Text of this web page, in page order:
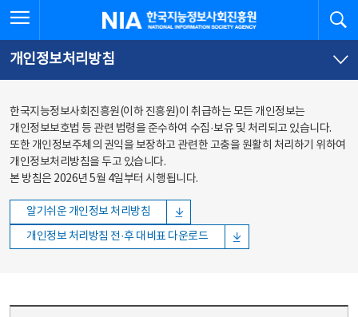
바로가기
바로가기
한국지능정보사회진흥원
개인정보처리방침
한국지능정보사회진흥원(이하 진흥원)이 취급하는 모든 개인정보는
개인정보보호법 등 관련 법령을 준수하여 수집·보유 및 처리되고 있습니다.
또한 개인정보주체의 권익을 보장하고 관련한 고충을 원활히 처리하기 위하여
개인정보처리방침을 두고 있습니다.
본 방침은 2026년 5월 4일부터 시행됩니다.
알기쉬운 개인정보 처리방침
개인정보 처리방침 전·후 대비표 다운로드